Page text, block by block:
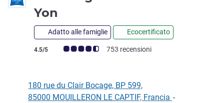
Yon
Adatto alle famiglie Ecocertificato
Giudizio clienti (Valutazione ALL)
4.5/5 753 recensioni
180 rue du Clair Bocage, BP 599,
85000 MOUILLERON LE CAPTIF, Francia -